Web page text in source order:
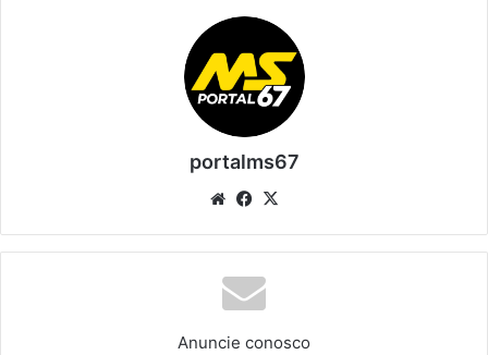
portalms67
WebsiteFacebook
Anuncie conosco